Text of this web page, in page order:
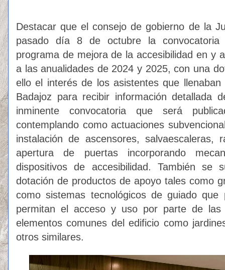
Destacar que el consejo de gobierno de la
pasado día 8 de octubre la
programa de mejora de la accesibilidad en y
a las anualidades de 2024 y 2025, con una
ello el interés de los asistentes que
Badajoz para recibir información detallada
inminente convocatoria que será
contemplando como actuaciones
instalación de ascensores, salvaescaleras,
apertura de puertas incorporando
dispositivos de accesibilidad. También se
dotación de productos de apoyo tales como
como sistemas tecnológicos de guiado
permitan el acceso y uso por parte de las
elementos comunes del edificio como
otros similares.